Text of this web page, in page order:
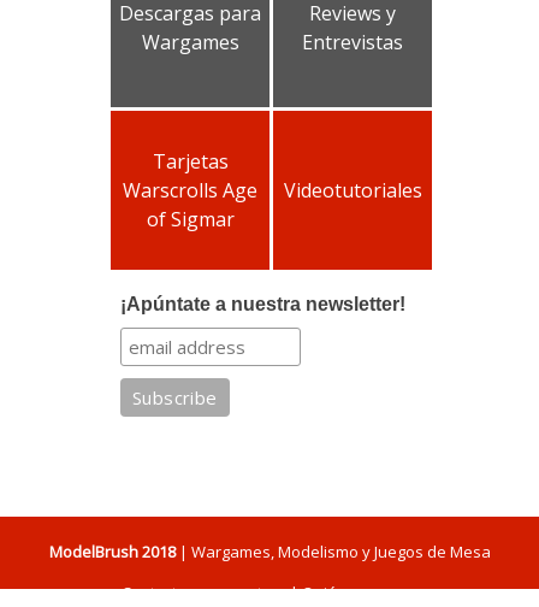
Descargas para
Wargames
Reviews y
Entrevistas
Tarjetas
Warscrolls Age
of Sigmar
Videotutoriales
¡Apúntate a nuestra newsletter!
ModelBrush 2018| Wargames, Modelismo y Juegos de Mesa
Contacta con nosotros|Quiénes somos